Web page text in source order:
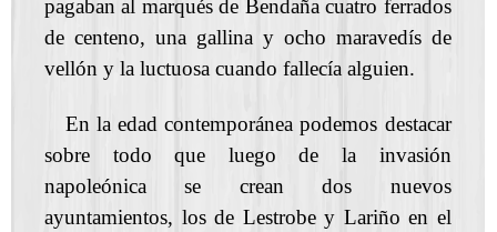
pagaban al marqués de Bendaña cuatro ferrados
de centeno, una gallina y ocho maravedís de
vellón y la luctuosa cuando fallecía alguien.
En la edad contemporánea podemos destacar
sobre todo que luego de la invasión
napoleónica se crean dos nuevos
ayuntamientos, los de Lestrobe y Lariño en el